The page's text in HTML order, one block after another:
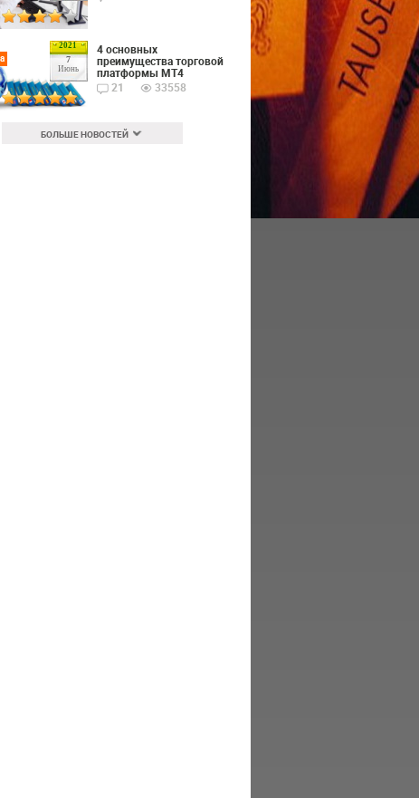
2021
7
Июнь
4 основных
преимущества торговой
платформы MT4
21
33558
БОЛЬШЕ НОВОСТЕЙ